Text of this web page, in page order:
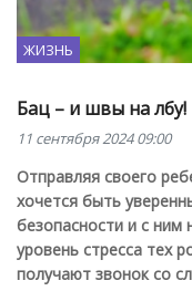
ЖИЗНЬ
Бац – и швы на лбу!
11 сентября 2024 09:00
Отправляя своего
хочется быть
безопасности и с ним
уровень стресса тех
получают звонок со